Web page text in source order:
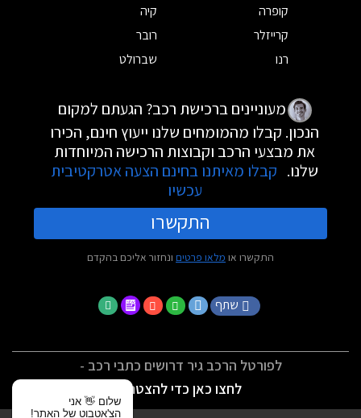
קופרה
קיה
קרייזלר
רובר
רנו
שברולט
מעוניינים ברכישת רכב? הגעתם למקום
הנכון. קבלו מהמומחים שלנו ייעוץ חינם, הכירו
את מבצעי הרכב וקבוצות הרכישה המיוחדות
שלנו. קבלו מאיתנו בחינם הצעה אטרקטיבית
עכשיו
התקשרו
התקשרו או מלאו פרטים ונחזור אליכם בהקדם
שתף
לפורטל הרכב גיר דרושים כתבי רכב -
לחצו כאן כדי להצטרף
שלום 👋 אני
הצ'אטבוט של האתר!